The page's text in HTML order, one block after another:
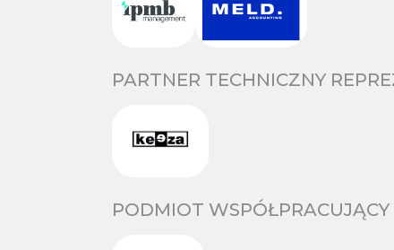
PARTNER TECHNICZNY
PODMIOT WSPÓŁPRACUJĄCY